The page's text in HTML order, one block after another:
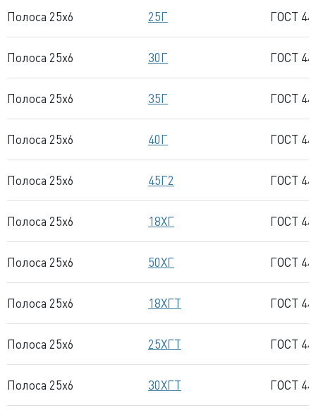
Полоса 25x6 25Г ГОСТ
Полоса 25x6 30Г ГОСТ
Полоса 25x6 35Г ГОСТ
Полоса 25x6 40Г ГОСТ
Полоса 25x6 45Г2 ГОСТ
Полоса 25x6 18ХГ ГОСТ
Полоса 25x6 50ХГ ГОСТ
Полоса 25x6 18ХГТ ГОСТ
Полоса 25x6 25ХГТ ГОСТ
Полоса 25x6 30ХГТ ГОСТ